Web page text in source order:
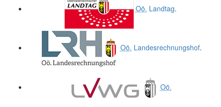
Oö. Landtag.
Oö. Landesrechnungshof.
Oö.